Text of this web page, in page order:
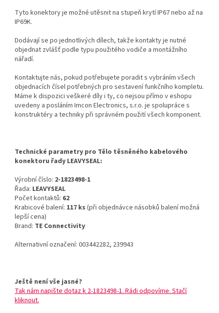
Tyto konektory je možné utěsnit na stupeň krytí IP67 nebo až na
IP69K.
Dodávají se po jednotlivých dílech, takže kontakty je nutné
objednat zvlášť podle typu použitého vodiče a montážního
nářadí.
Kontaktujte nás, pokud potřebujete poradit s vybráním všech
objednacích čísel potřebných pro sestavení funkčního kompletu.
Máme k dispozici veškeré díly i ty, co nejsou přímo v eshopu
uvedeny a posláním Imcon Electronics, s.r.o. je spolupráce s
konstruktéry a techniky při správném použití všech komponent.
Technické parametry pro Tělo těsněného kabelového
konektoru řady LEAVYSEAL:
Výrobní číslo: 2-1823498-1
Řada: LEAVYSEAL
Počet kontaktů: 62
Krabicové balení: 117 ks (při objednávce násobků balení možná
lepší cena)
Brand: TE Connectivity
Alternativní označení: 003442282, 239943
Ještě není vše jasné?
Tak nám napište dotaz k 2-1823498-1. Rádi odpovíme. Stačí
kliknout.